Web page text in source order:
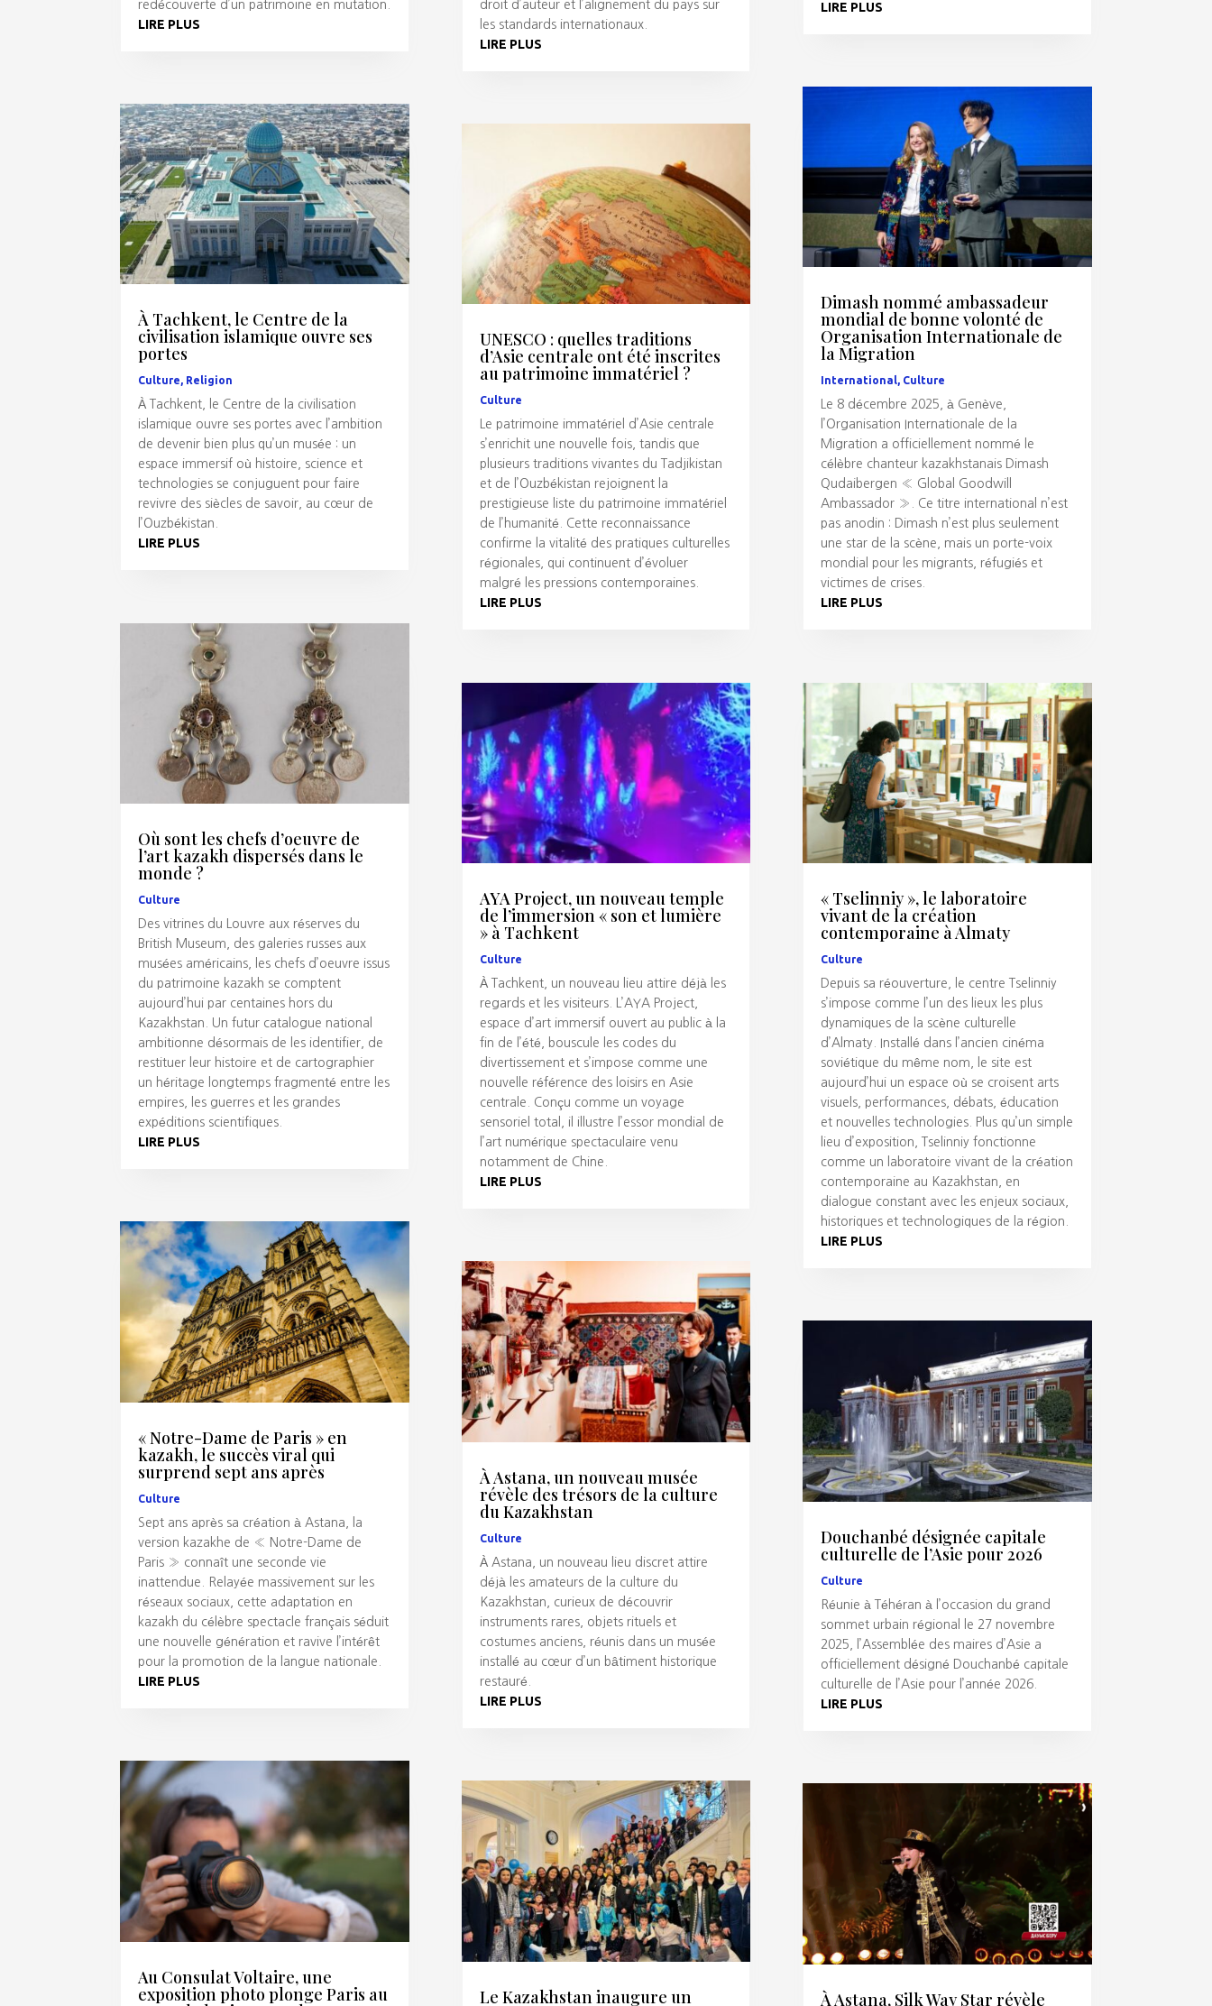
redécouverte d’un patrimoine en mutation.
LIRE PLUS
À Tachkent, le Centre de la
civilisation islamique ouvre ses
portes
Culture, Religion
À Tachkent, le Centre de la civilisation
islamique ouvre ses portes avec l’ambition
de devenir bien plus qu’un musée : un
espace immersif où histoire, science et
technologies se conjuguent pour faire
revivre des siècles de savoir, au cœur de
l’Ouzbékistan.
LIRE PLUS
Où sont les chefs d’oeuvre de
l’art kazakh dispersés dans le
monde ?
Culture
Des vitrines du Louvre aux réserves du
British Museum, des galeries russes aux
musées américains, les chefs d’oeuvre issus
du patrimoine kazakh se comptent
aujourd’hui par centaines hors du
Kazakhstan. Un futur catalogue national
ambitionne désormais de les identifier, de
restituer leur histoire et de cartographier
un héritage longtemps fragmenté entre les
empires, les guerres et les grandes
expéditions scientifiques.
LIRE PLUS
« Notre-Dame de Paris » en
kazakh, le succès viral qui
surprend sept ans après
Culture
Sept ans après sa création à Astana, la
version kazakhe de « Notre-Dame de
Paris » connaît une seconde vie
inattendue. Relayée massivement sur les
réseaux sociaux, cette adaptation en
kazakh du célèbre spectacle français séduit
une nouvelle génération et ravive l’intérêt
pour la promotion de la langue nationale.
LIRE PLUS
Au Consulat Voltaire, une
exposition photo plonge Paris au
droit d’auteur et l’alignement du pays sur
les standards internationaux.
LIRE PLUS
UNESCO : quelles traditions
d’Asie centrale ont été inscrites
au patrimoine immatériel ?
Culture
Le patrimoine immatériel d’Asie centrale
s’enrichit une nouvelle fois, tandis que
plusieurs traditions vivantes du Tadjikistan
et de l’Ouzbékistan rejoignent la
prestigieuse liste du patrimoine immatériel
de l’humanité. Cette reconnaissance
confirme la vitalité des pratiques culturelles
régionales, qui continuent d’évoluer
malgré les pressions contemporaines.
LIRE PLUS
AYA Project, un nouveau temple
de l’immersion « son et lumière
» à Tachkent
Culture
À Tachkent, un nouveau lieu attire déjà les
regards et les visiteurs. L’AYA Project,
espace d’art immersif ouvert au public à la
fin de l’été, bouscule les codes du
divertissement et s’impose comme une
nouvelle référence des loisirs en Asie
centrale. Conçu comme un voyage
sensoriel total, il illustre l’essor mondial de
l’art numérique spectaculaire venu
notamment de Chine.
LIRE PLUS
À Astana, un nouveau musée
révèle des trésors de la culture
du Kazakhstan
Culture
À Astana, un nouveau lieu discret attire
déjà les amateurs de la culture du
Kazakhstan, curieux de découvrir
instruments rares, objets rituels et
costumes anciens, réunis dans un musée
installé au cœur d’un bâtiment historique
restauré.
LIRE PLUS
Le Kazakhstan inaugure un
LIRE PLUS
Dimash nommé ambassadeur
mondial de bonne volonté de
Organisation Internationale de
la Migration
International, Culture
Le 8 décembre 2025, à Genève,
l’Organisation Internationale de la
Migration a officiellement nommé le
célèbre chanteur kazakhstanais Dimash
Qudaibergen « Global Goodwill
Ambassador ». Ce titre international n’est
pas anodin : Dimash n’est plus seulement
une star de la scène, mais un porte-voix
mondial pour les migrants, réfugiés et
victimes de crises.
LIRE PLUS
« Tselinniy », le laboratoire
vivant de la création
contemporaine à Almaty
Culture
Depuis sa réouverture, le centre Tselinniy
s’impose comme l’un des lieux les plus
dynamiques de la scène culturelle
d’Almaty. Installé dans l’ancien cinéma
soviétique du même nom, le site est
aujourd’hui un espace où se croisent arts
visuels, performances, débats, éducation
et nouvelles technologies. Plus qu’un simple
lieu d’exposition, Tselinniy fonctionne
comme un laboratoire vivant de la création
contemporaine au Kazakhstan, en
dialogue constant avec les enjeux sociaux,
historiques et technologiques de la région.
LIRE PLUS
Douchanbé désignée capitale
culturelle de l’Asie pour 2026
Culture
Réunie à Téhéran à l’occasion du grand
sommet urbain régional le 27 novembre
2025, l’Assemblée des maires d’Asie a
officiellement désigné Douchanbé capitale
culturelle de l’Asie pour l’année 2026.
LIRE PLUS
À Astana, Silk Way Star révèle